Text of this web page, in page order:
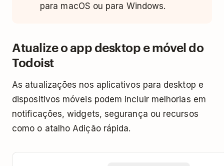
para macOS ou para Windows.
Atualize o app desktop e móvel do
Todoist
As atualizações nos aplicativos para desktop e
dispositivos móveis podem incluir melhorias em
notificações, widgets, segurança ou recursos
como o atalho Adição rápida.